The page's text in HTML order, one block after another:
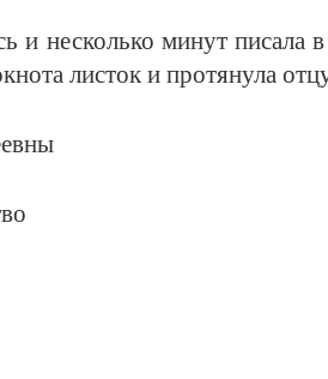
и несколько минут писала
листок и протянула